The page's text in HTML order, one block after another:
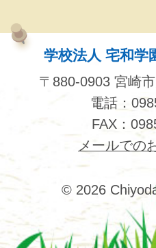
学校法人 宅和
〒880-0903 宮崎
電話：
FAX：
メールでの
© 2026